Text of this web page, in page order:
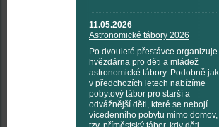
11.05.2026
Astronomické tábory 2026
Po dvouleté přestávce organizuje
hvězdárna pro děti a mládež
astronomické tábory. Podobně
v předchozích letech nabízíme
pobytový tábor pro starší a
odvážnější děti, které se nebojí
vícedenního pobytu mimo domov,